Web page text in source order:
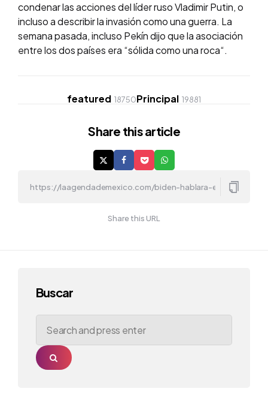
condenar las acciones del líder ruso Vladimir Putin, o
incluso a describir la invasión como una guerra. La
semana pasada, incluso Pekín dijo que la asociación
entre los dos países era “sólida como una roca“.
featured 18750Principal 19881
Share this article
Share this URL
Buscar
Search
for:
Search